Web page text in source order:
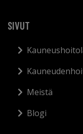
SIVUT
Meistä
Blogi